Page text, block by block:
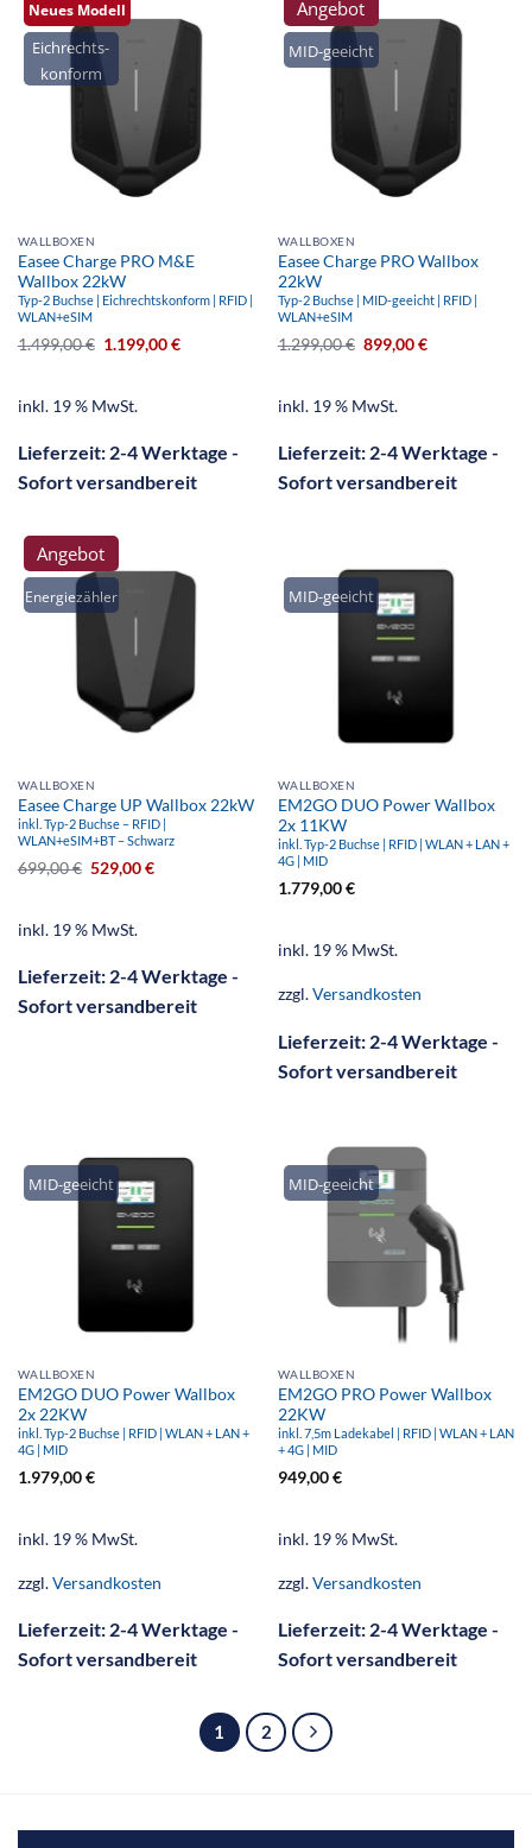
Eichrechts-
konform
Neues Modell
WALLBOXEN
Easee Charge PRO M&E
Wallbox 22kW
Typ-2 Buchse | Eichrechtskonform | RFID |
WLAN+eSIM
1.499,00€ 1.199,00€
inkl. 19 % MwSt.
Lieferzeit: 2-4 Werktage -
Sofort versandbereit
MID-geeicht
Angebot
WALLBOXEN
Easee Charge PRO Wallbox
22kW
Typ-2 Buchse | MID-geeicht | RFID |
WLAN+eSIM
1.299,00€ 899,00€
inkl. 19 % MwSt.
Lieferzeit: 2-4 Werktage -
Sofort versandbereit
Energiezähler
Angebot
WALLBOXEN
Easee Charge UP Wallbox 22kW
inkl. Typ-2 Buchse – RFID |
WLAN+eSIM+BT – Schwarz
699,00€ 529,00€
inkl. 19 % MwSt.
Lieferzeit: 2-4 Werktage -
Sofort versandbereit
MID-geeicht
WALLBOXEN
EM2GO DUO Power Wallbox
2x 11KW
inkl. Typ-2 Buchse | RFID | WLAN + LAN +
4G | MID
1.779,00€
inkl. 19 % MwSt.
zzgl.Versandkosten
Lieferzeit: 2-4 Werktage -
Sofort versandbereit
MID-geeicht
WALLBOXEN
EM2GO DUO Power Wallbox
2x 22KW
inkl. Typ-2 Buchse | RFID | WLAN + LAN +
4G | MID
1.979,00€
inkl. 19 % MwSt.
zzgl.Versandkosten
Lieferzeit: 2-4 Werktage -
Sofort versandbereit
MID-geeicht
WALLBOXEN
EM2GO PRO Power Wallbox
22KW
inkl. 7,5m Ladekabel | RFID | WLAN + LAN
+ 4G | MID
949,00€
inkl. 19 % MwSt.
zzgl.Versandkosten
Lieferzeit: 2-4 Werktage -
Sofort versandbereit
1 2